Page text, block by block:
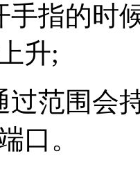
手指的时
升;
过范围会
口。